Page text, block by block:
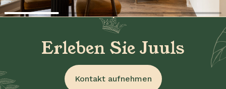
Erleben Sie Juuls
Kontakt aufnehmen